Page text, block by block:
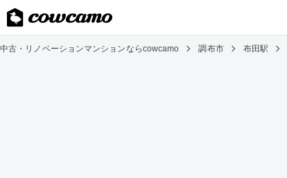
中古・リノベーションマンションならcowcamo 調布市 布田駅